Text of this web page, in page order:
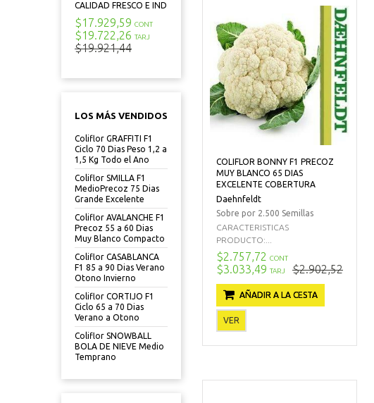
CALIDAD FRESCO E IND
$17.929,59 CONT
$19.722,26 TARJ
$19.921,44
LOS MÁS VENDIDOS
Coliflor GRAFFITI F1
Ciclo 70 Dias Peso 1,2 a
1,5 Kg Todo el Ano
Coliflor SMILLA F1
MedioPrecoz 75 Dias
Grande Excelente
Coliflor AVALANCHE F1
Precoz 55 a 60 Dias
Muy Blanco Compacto
Coliflor CASABLANCA
F1 85 a 90 Dias Verano
Otono Invierno
Coliflor CORTIJO F1
Ciclo 65 a 70 Dias
Verano a Otono
Coliflor SNOWBALL
BOLA DE NIEVE Medio
Temprano
COLIFLOR BONNY F1 PRECOZ
MUY BLANCO 65 DIAS
EXCELENTE COBERTURA
Daehnfeldt
Sobre por 2.500 Semillas
CARACTERISTICAS
PRODUCTO:...
$2.757,72 CONT
$3.033,49 TARJ $2.902,52
AÑADIR A LA CESTA
VER